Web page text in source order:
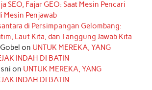
SEO, Fajar GEO: Saat Mesin Pencari
Mesin Penjawab
di Persimpangan Gelombang:
Laut Kita, dan Tanggung Jawab Kita
on UNTUK MEREKA, YANG
INDAH DI BATIN
on UNTUK MEREKA, YANG
INDAH DI BATIN